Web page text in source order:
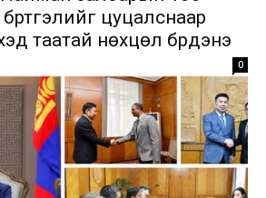
цуцалснаар
таатай нөхцөл бүрдэнэ
0